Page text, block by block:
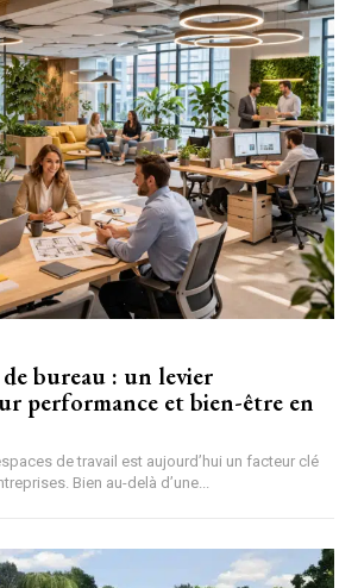
bureau : un levier
performance et bien-être en
de travail est aujourd’hui un facteur clé
Bien au-delà d’une...